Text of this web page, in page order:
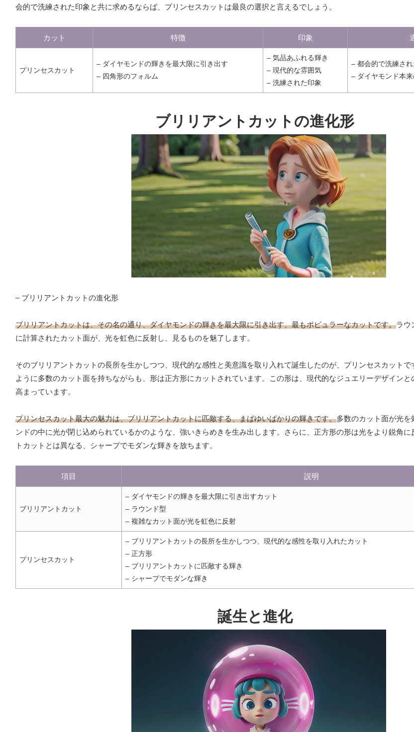
会的で洗練された印象と共に求めるならば、プリンセスカットは最良の選択と言えるでしょう。
カット 特徴 印象
プリンセスカット
– ダイヤモンドの輝きを最大限に引き出す
– 四角形のフォルム
– 気品あふれる輝き
– 現代的な雰囲気
– 洗練された印象
– 都会的で洗練さ
– ダイヤモンド本
ブリリアントカットの進化形
– ブリリアントカットの進化形
ブリリアントカットは、その名の通り、ダイヤモンドの輝きを最大限に引き出す、最もポピュラーなカットです。ラウ
に計算されたカット面が、光を虹色に反射し、見るものを魅了します。
そのブリリアントカットの長所を生かしつつ、現代的な感性と美意識を取り入れて誕生したのが、プリンセスカット
ように多数のカット面を持ちながらも、形は正方形にカットされています。この形は、現代的なジュエリーデザイン
高まっています。
プリンセスカット最大の魅力は、ブリリアントカットに匹敵する、まばゆいばかりの輝きです。多数のカット面が光
ンドの中に光が閉じ込められているかのような、強いきらめきを生み出します。さらに、正方形の形は光をより鋭角
トカットとは異なる、シャープでモダンな輝きを放ちます。
項目 説明
ブリリアントカット
– ダイヤモンドの輝きを最大限に引き出すカット
– ラウンド型
– 複雑なカット面が光を虹色に反射
プリンセスカット
– ブリリアントカットの長所を生かしつつ、現代的な感性を取り入れたカット
– 正方形
– ブリリアントカットに匹敵する輝き
– シャープでモダンな輝き
誕生と進化